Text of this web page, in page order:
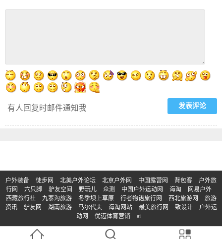
有人回复时邮件通知我
户外装备 徒步网 北美户外论坛 北京户外网 中国露营网 背包客
户外旅
行网
六只脚 驴友空间 野玩儿 众测 中国户外运动网 海淘
网易户外
西藏旅行社
九寨沟旅游 冬季坝上草原 行者物语旅行网 西北旅游网
旅游
资讯
驴友网 湖南旅游 马尔代夫 海淘网站 最美旅行网 致设计
户外运
动网
优迈体育营销 ai
© Copyright 2017-2023 | 版权所有：买户外